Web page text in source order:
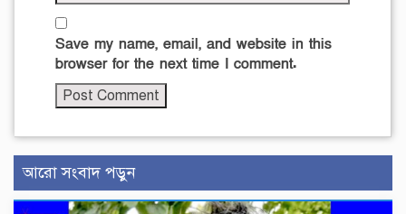
Save my name, email, and website in this
browser for the next time I comment.
আরো সংবাদ পড়ুন